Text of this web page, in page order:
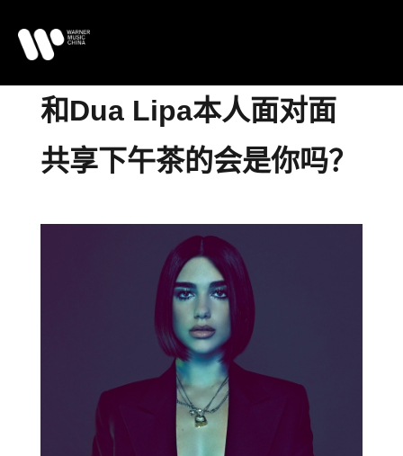
和Dua Lipa本人面对面
共享下午茶的会是你吗？